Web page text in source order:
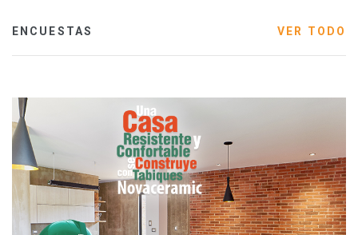
ENCUESTAS VER TODO